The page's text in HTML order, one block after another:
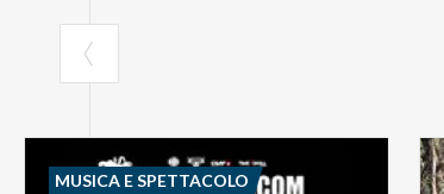
MUSICA E SPETTACOLO